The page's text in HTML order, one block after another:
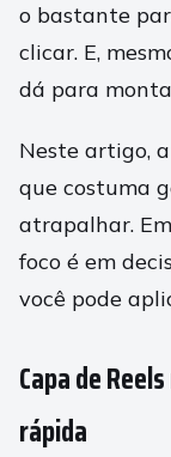
o bastante
clicar. E,
dá para
Neste artigo,
que costuma
atrapalhar.
foco é em
você pode
Capa de
rápida